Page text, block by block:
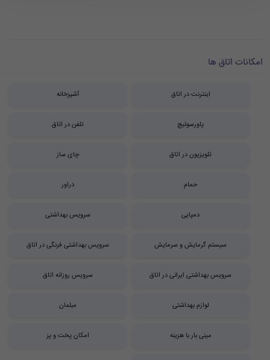
امکانات اتاق ها
اینترنت در اتاق آشپزخانه
پاورسوئیچ تلفن در اتاق
تلویزیون در اتاق چای ساز
حمام دراور
دمپایی سرویس بهداشتی
سیستم گرمایش و سرمایش سرویس بهداشتی فرنگی در اتاق
سرویس بهداشتی ایرانی در اتاق سرویس روزانه اتاق
لوازم بهداشتی مبلمان
مینی بار با هزینه امکان پخت و پز